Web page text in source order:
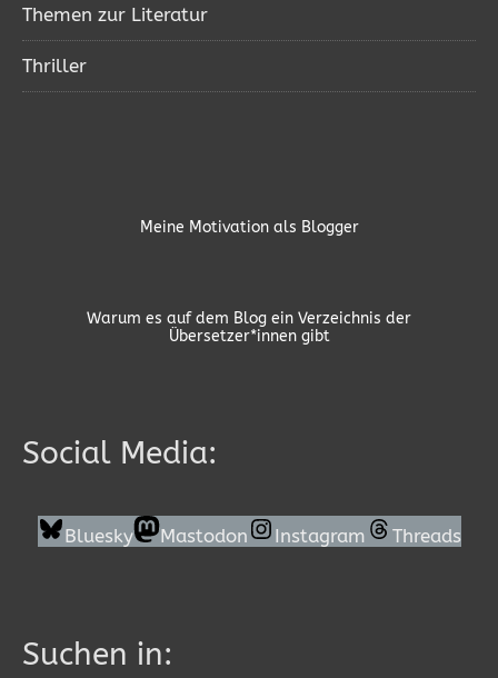
Themen zur Literatur
Thriller
Meine Motivation als Blogger
Warum es auf dem Blog ein Verzeichnis der
Übersetzer*innen gibt
Social Media:
Bluesky Mastodon Instagram Threads
Suchen in: